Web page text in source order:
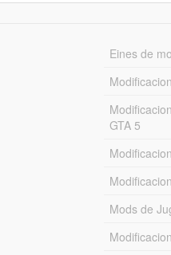
Eines de
GTA 5
Mods de